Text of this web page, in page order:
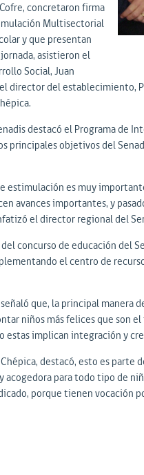
concretaron firma
Multisectorial
y que presentan
asistieron el
Social, Juan
director del establecimiento,
destacó el Programa de
principales objetivos del
estimulación es muy
avances importantes, y
el director regional del
concurso de educación del
el centro de
que, la principal
niños más felices que son
estas implican integración y
Chépica, destacó, esto es
para todo tipo de
porque tienen vocación